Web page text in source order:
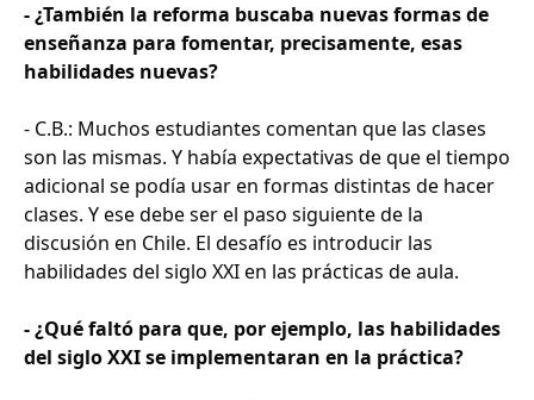
- ¿También la reforma buscaba nuevas formas de
enseñanza para fomentar, precisamente, esas
habilidades nuevas?
- C.B.: Muchos estudiantes comentan que las clases
son las mismas. Y había expectativas de que el tiempo
adicional se podía usar en formas distintas de hacer
clases. Y ese debe ser el paso siguiente de la
discusión en Chile. El desafío es introducir las
habilidades del siglo XXI en las prácticas de aula.
- ¿Qué faltó para que, por ejemplo, las habilidades
del siglo XXI se implementaran en la práctica?